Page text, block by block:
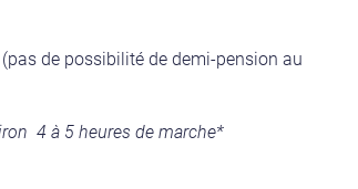
de possibilité de demi-pension au
4 à 5 heures de marche*